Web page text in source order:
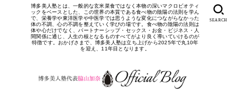
博多美人塾とは、一般的な玄米菜食ではなく本物の深いマクロビオティ
ックをベースとした、この世界の本質である食べ物の陰陽の法則を学ん
で、栄養学や東洋医学や中医学では思うような変化につながらなかった
体の不調、心の不調を整えていく学びの場です。食べ物の陰陽の法則は
体や心だけでなく、パートナーシップ・セックス・お金・ビジネス・人
間関係に通じ、人生の核となるものすべてがより良く導いていけるのが
特徴です。おかげさまで、博多美人塾は立ち上げから2025年で丸10年
を迎え、11年目となります。
SEARCH